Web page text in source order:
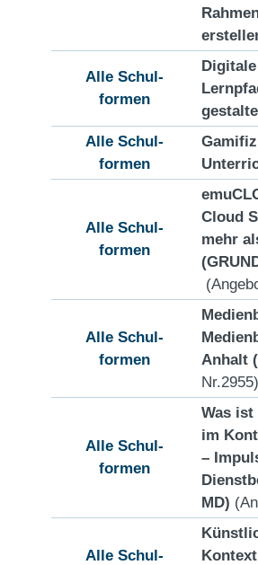
Alle Schul-
formen
Alle Schul-
formen
Alle Schul-
formen
Cloud
mehr
Alle Schul-
formen
Anhalt
Nr.2955)
Alle Schul-
formen
Was
im
–
MD)
Alle Schul-